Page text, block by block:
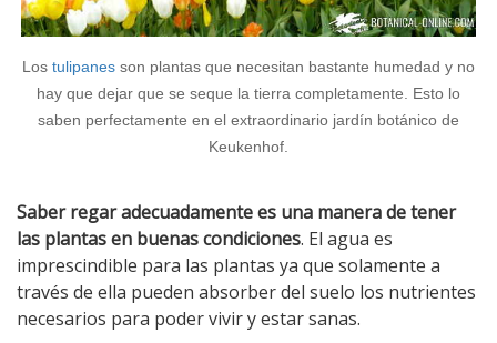
Los tulipanes son plantas que necesitan bastante humedad y no
hay que dejar que se seque la tierra completamente. Esto lo
saben perfectamente en el extraordinario jardín botánico de
Keukenhof.
Saber regar adecuadamente es una manera de tener
las plantas en buenas condiciones. El agua es
imprescindible para las plantas ya que solamente a
través de ella pueden absorber del suelo los nutrientes
necesarios para poder vivir y estar sanas.